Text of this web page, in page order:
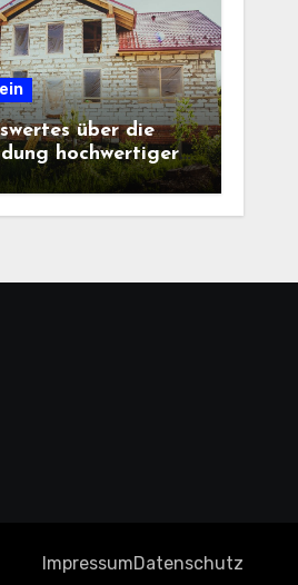
über die
hochwertiger
im Haus und
ImpressumDatenschutz